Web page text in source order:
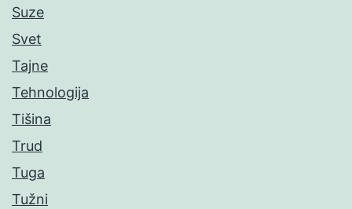
Suze
Svet
Tajne
Tehnologija
Tišina
Trud
Tuga
Tužni